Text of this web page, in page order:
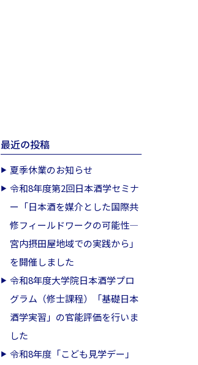
最近の投稿
夏季休業のお知らせ
令和8年度第2回日本酒学セミナ
ー「日本酒を媒介とした国際共
修フィールドワークの可能性―
宮内摂田屋地域での実践から」
を開催しました
令和8年度大学院日本酒学プロ
グラム（修士課程）「基礎日本
酒学実習」の官能評価を行いま
した
令和8年度「こども見学デー」